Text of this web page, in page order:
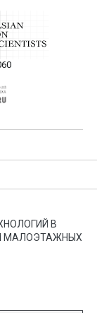
—
в
статей в
В
МАЛОЭТАЖНЫХ